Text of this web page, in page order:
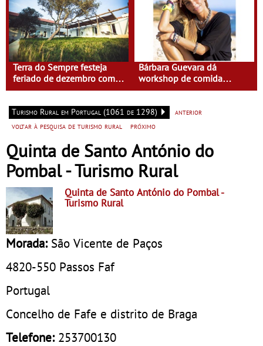
Terra do Sempre festeja
feriado de dezembro com
Isabel Saldanha
Bárbara Guevara dá
workshop de comida
saudável na Terra do
Turismo Rural em Portugal (1061 de 1298)
anterior
voltar à pesquisa de turismo rural
próximo
Quinta de Santo António do
Pombal - Turismo Rural
Quinta de Santo António do Pombal-
Turismo Rural
Morada: São Vicente de Paços
4820-550 Passos Faf
Portugal
Concelho de Fafe e distrito de Braga
Telefone: 253700130